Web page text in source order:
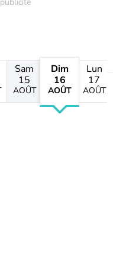
Sam
15
AOÛT
Dim
16
AOÛT
Lun
17
AOÛT